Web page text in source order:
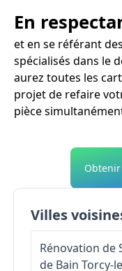
En
et en se référant
spécialisés dans le
aurez toutes les
projet de refaire
pièce
Villes
Rénovation de
de Bain Torcy-